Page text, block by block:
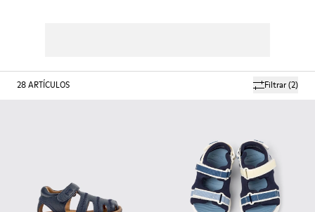
Filtrar(2)
28ARTÍCULOS